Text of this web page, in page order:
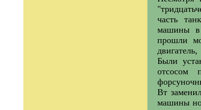
часть
машины в
прошли
Были
отсосом
Вт
машины